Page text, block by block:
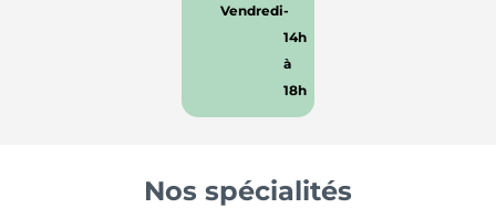
Vendredi-
14h
à
18h
Nos spécialités